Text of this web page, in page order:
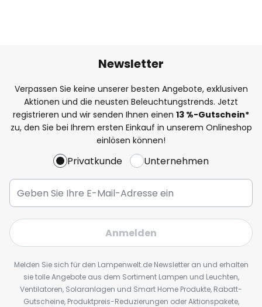
Newsletter
Verpassen Sie keine unserer besten Angebote, exklusiven
Aktionen und die neusten Beleuchtungstrends. Jetzt
registrieren und wir senden Ihnen einen 13 %-Gutschein*
zu, den Sie bei Ihrem ersten Einkauf in unserem Onlineshop
einlösen können!
Privatkunde Unternehmen
Anmelden
Melden Sie sich für den Lampenwelt.de Newsletter an und erhalten
sie tolle Angebote aus dem Sortiment Lampen und Leuchten,
Ventilatoren, Solaranlagen und Smart Home Produkte, Rabatt-
Gutscheine, Produktpreis-Reduzierungen oder Aktionspakete,